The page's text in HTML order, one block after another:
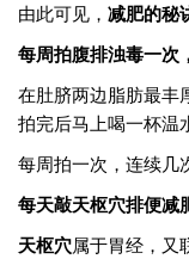
由此可见， 减肥的秘
每周拍腹排浊毒一次
在肚脐两边脂肪最丰
拍完后马上喝一杯温
每周拍一次，连续几
每天敲天枢穴排便减
天枢穴属于胃经，又